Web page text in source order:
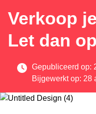
Verkoop
Let dan
Gepubliceerd op:
Bijgewerkt op: 28